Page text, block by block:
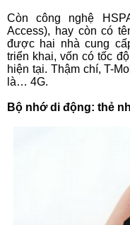
Còn công nghệ
Access), hay còn có
được hai nhà cung
triển khai, vốn có tốc
hiện tại. Thậm chí, T-
là… 4G.
Bộ nhớ di động: thẻ